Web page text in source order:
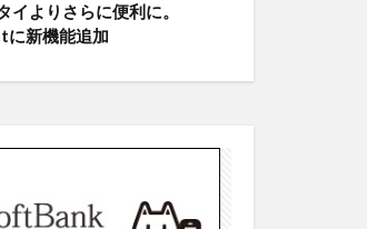
イよりさらに便利に。
新機能追加